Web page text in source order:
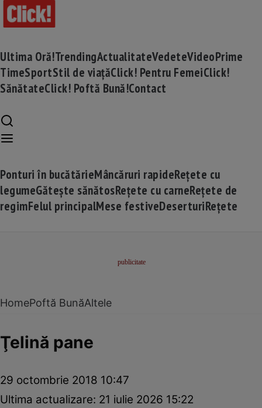
Ultima Oră!TrendingActualitateVedeteVideoPrime
TimeSportStil de viațăClick! Pentru FemeiClick!
SănătateClick! Poftă Bună!Contact
Ponturi în bucătărieMâncăruri rapideRețete cu
legumeGătește sănătosRețete cu carneRețete de
regimFelul principalMese festiveDeserturiRețete
HomePoftă BunăAltele
Ţelină pane
29 octombrie 2018 10:47
Ultima actualizare: 21 iulie 2026 15:22